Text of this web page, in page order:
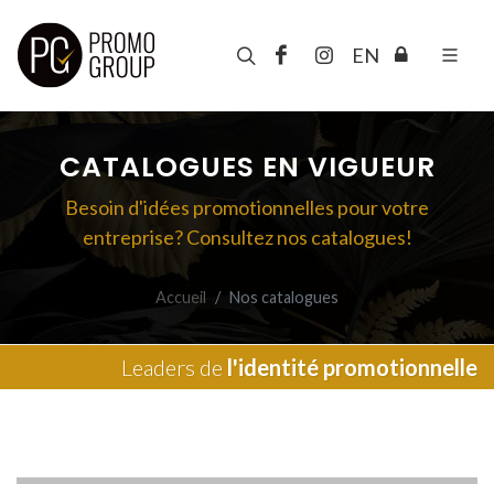
EN
CATALOGUES EN VIGUEUR
Besoin d'idées promotionnelles pour votre
entreprise? Consultez nos catalogues!
Accueil Nos catalogues
Leaders de l'identité promotionnelle